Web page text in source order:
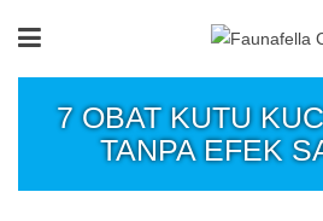
7 OBAT KUTU
TANPA EFEK